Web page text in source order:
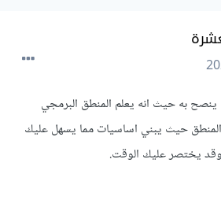
به حيث انه يعلم المنطق البرمجي
حيث يبني اساسيات مما يسهل عليك
يختصر عليك الوقت.